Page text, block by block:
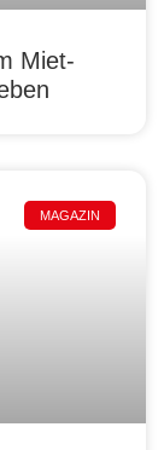
Miet-
MAGAZIN